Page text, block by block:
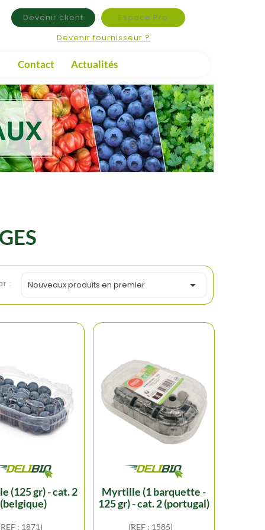
Devenir fournisseur ?
Devenir client Espace Pro
Contact Actualités
: Nouveaux produits en premier 
(belgique)
: 1871)
myrtille (1 barquette -
125 gr) - cat. 2 (portugal)
(REF : 1585)